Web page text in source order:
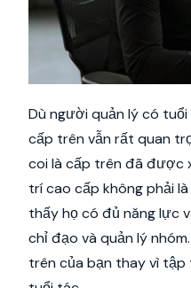
Dù người quản lý có
cấp trên vẫn rất quan
coi là cấp trên đã được
trí cao cấp không phải
thấy họ có đủ năng lực
chỉ đạo và quản lý
trên của bạn thay vì tập